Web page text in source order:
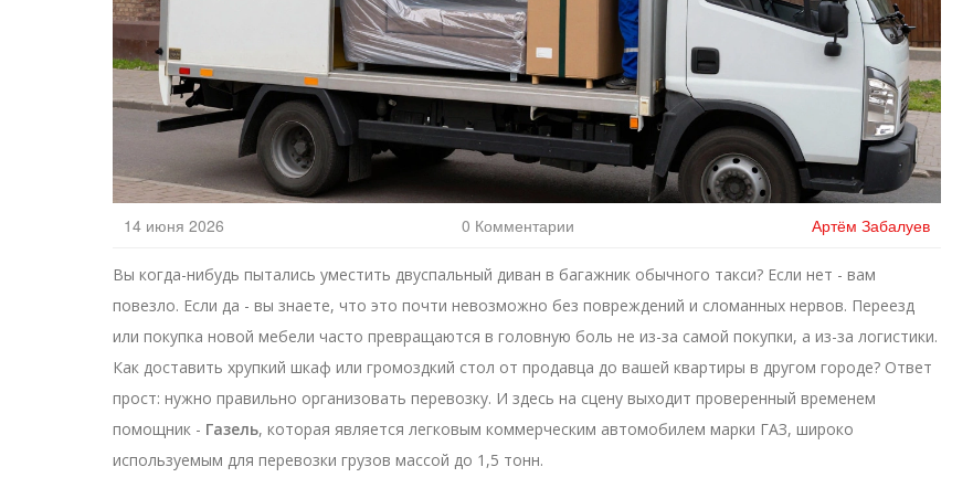
14 июня 2026 0 Комментарии Артём Забалуев
Вы когда-нибудь пытались уместить двуспальный диван в багажник обычного такси? Если нет - вам
повезло. Если да - вы знаете, что это почти невозможно без повреждений и сломанных нервов. Переезд
или покупка новой мебели часто превращаются в головную боль не из-за самой покупки, а из-за логистики.
Как доставить хрупкий шкаф или громоздкий стол от продавца до вашей квартиры в другом городе? Ответ
прост: нужно правильно организовать перевозку. И здесь на сцену выходит проверенный временем
помощник - Газель, которая является легковым коммерческим автомобилем марки ГАЗ, широко
используемым для перевозки грузов массой до 1,5 тонн.